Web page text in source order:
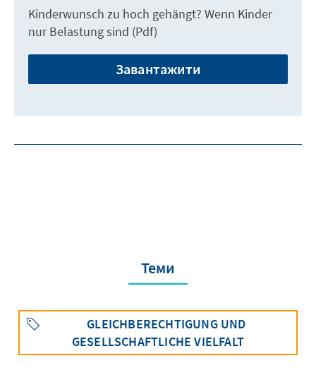
Kinderwunsch zu hoch gehängt? Wenn Kinder
nur Belastung sind (Pdf)
Завантажити
Теми
GLEICHBERECHTIGUNG UND
GESELLSCHAFTLICHE VIELFALT